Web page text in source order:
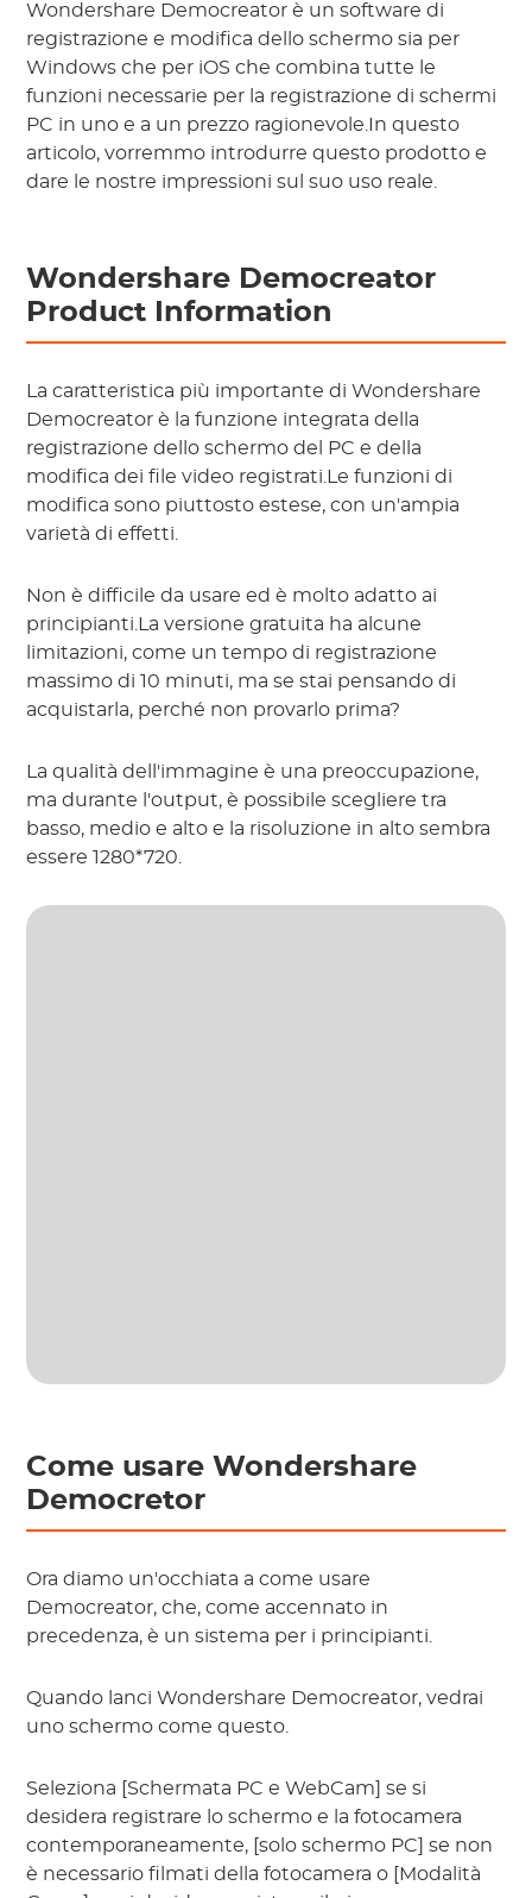
Wondershare Democreator è un software di
registrazione e modifica dello schermo sia per
Windows che per iOS che combina tutte le
funzioni necessarie per la registrazione di schermi
PC in uno e a un prezzo ragionevole.In questo
articolo, vorremmo introdurre questo prodotto e
dare le nostre impressioni sul suo uso reale.
Wondershare Democreator
Product Information
La caratteristica più importante di Wondershare
Democreator è la funzione integrata della
registrazione dello schermo del PC e della
modifica dei file video registrati.Le funzioni di
modifica sono piuttosto estese, con un'ampia
varietà di effetti.
Non è difficile da usare ed è molto adatto ai
principianti.La versione gratuita ha alcune
limitazioni, come un tempo di registrazione
massimo di 10 minuti, ma se stai pensando di
acquistarla, perché non provarlo prima?
La qualità dell'immagine è una preoccupazione,
ma durante l'output, è possibile scegliere tra
basso, medio e alto e la risoluzione in alto sembra
essere 1280*720.
Come usare Wondershare
Democretor
Ora diamo un'occhiata a come usare
Democreator, che, come accennato in
precedenza, è un sistema per i principianti.
Quando lanci Wondershare Democreator, vedrai
uno schermo come questo.
Seleziona [Schermata PC e WebCam] se si
desidera registrare lo schermo e la fotocamera
contemporaneamente, [solo schermo PC] se non
è necessario filmati della fotocamera o [Modalità